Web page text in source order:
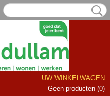
UW WINKELWAGEN
Geen producten (0)